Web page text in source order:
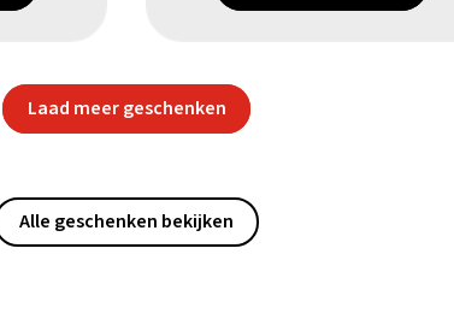
Laad meer geschenken
Alle geschenken bekijken